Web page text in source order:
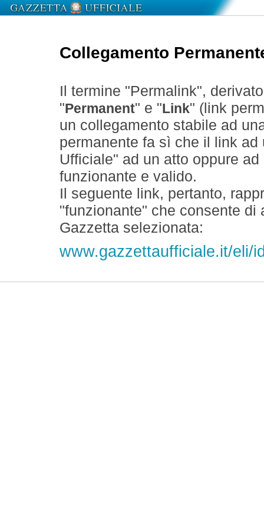
Collegamento
Il termine "Permalink",
" Permanent" e " Link" (link
un collegamento stabile ad
permanente fa sì che il link
Ufficiale" ad un atto oppure
funzionante e valido.
Il seguente link, pertanto,
"funzionante" che consente
Gazzetta selezionata:
www.gazzettaufficiale.it/eli/